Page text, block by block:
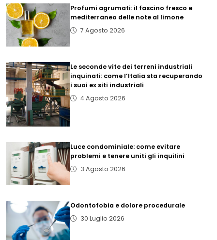
Profumi agrumati: il fascino fresco e
mediterraneo delle note al limone
7 Agosto 2026
Le seconde vite dei terreni industriali
inquinati: come l’Italia sta recuperando
i suoi ex siti industriali
4 Agosto 2026
Luce condominiale: come evitare
problemi e tenere uniti gli inquilini
3 Agosto 2026
Odontofobia e dolore procedurale
30 Luglio 2026